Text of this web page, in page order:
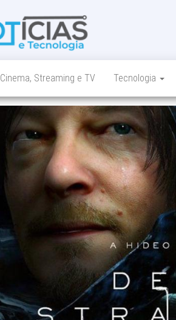
num só lugar
Cinema, Streaming e TV Tecnologia